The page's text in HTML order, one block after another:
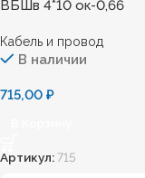
ВБШв 4*10 ок-0,66
Кабель и провод
В наличии
715,00 ₽
Артикул:715